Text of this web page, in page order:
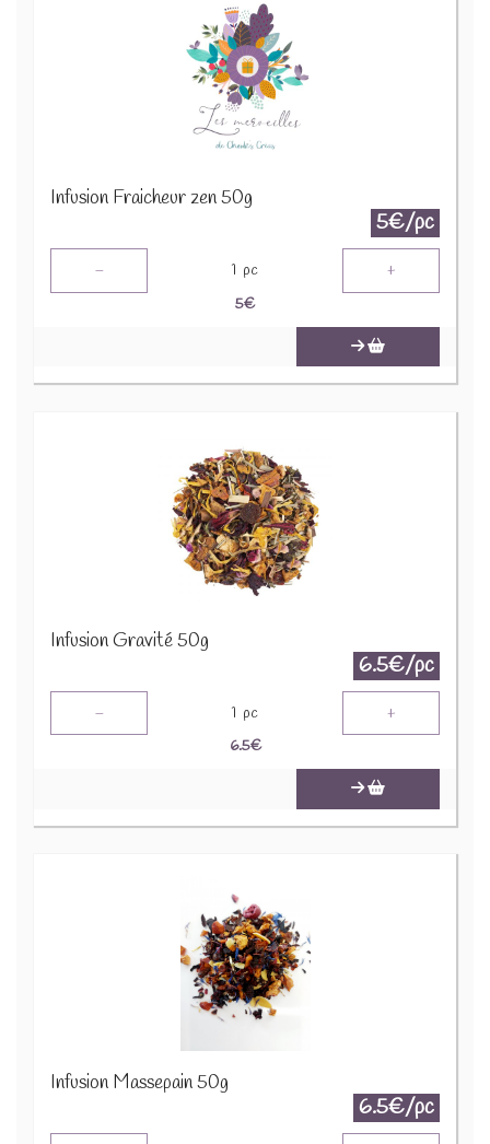
Infusion Fraicheur zen 50g
5€/pc
- 1 pc +
5€
Infusion Gravité 50g
6.5€/pc
- 1 pc +
6.5€
Infusion Massepain 50g
6.5€/pc